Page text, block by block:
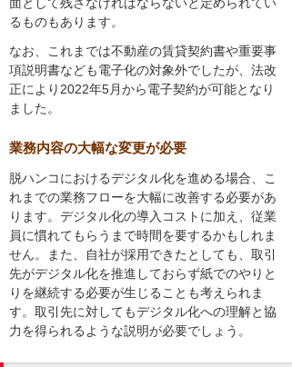
るものもあります。
なお、これまでは不動産の賃貸契約書や重要事
項説明書なども電子化の対象外でしたが、法改
正により2022年5月から電子契約が可能となり
ました。
業務内容の大幅な変更が必要
脱ハンコにおけるデジタル化を進める場合、こ
れまでの業務フローを大幅に改善する必要があ
ります。デジタル化の導入コストに加え、従業
員に慣れてもらうまで時間を要するかもしれま
せん。また、自社が採用できたとしても、取引
先がデジタル化を推進しておらず紙でのやりと
りを継続する必要が生じることも考えられま
す。取引先に対してもデジタル化への理解と協
力を得られるような説明が必要でしょう。